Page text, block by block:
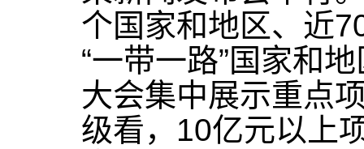
个国家和地区、近
“一带一路”国家和
大会集中展示重点
级看，10亿元以上